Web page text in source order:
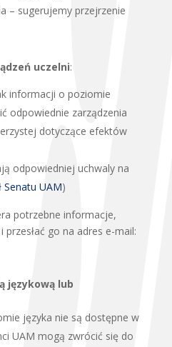
– sugerujemy przejrzenie
uczelni:
informacji o poziomie
odpowiednie zarządzenia
dotyczące efektów
odpowiedniej uchwaly na
Senatu UAM)
potrzebne informacje,
go na adres e-mail:
językową lub
języka nie są dostępne w
UAM mogą zwrócić się do